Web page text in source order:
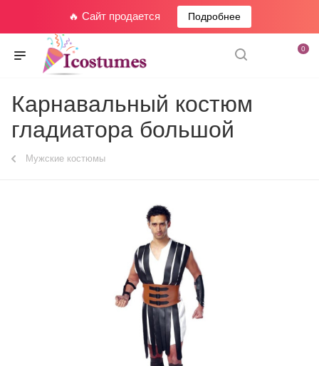
🔥 Сайт продается Подробнее
0
Карнавальный костюм
гладиатора большой
Мужские костюмы